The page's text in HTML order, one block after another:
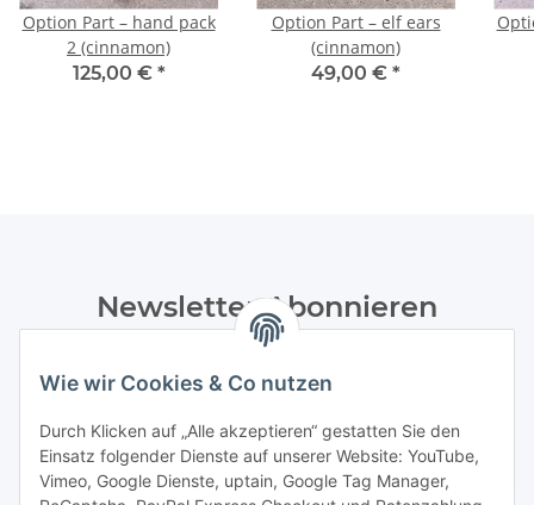
Wie wir Cookies & Co nutzen
Durch Klicken auf „Alle akzeptieren“ gestatten Sie den
Einsatz folgender Dienste auf unserer Website: YouTube,
Vimeo, Google Dienste, uptain, Google Tag Manager,
Option Part – hand pack
2 (cinnamon)
125,00 € *
Option Part – elf ears
(cinnamon)
49,00 € *
Newsletter Abonnieren
Bitte senden Sie mir entsprechend Ihrer
Datenschutzerklärungregelmäßig und jederzeit widerruflich
Abonnieren
Newsletter Abonnieren